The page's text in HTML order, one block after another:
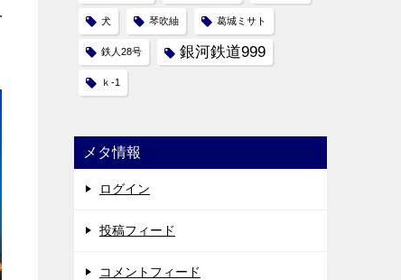
犬 琴吹紬 葛城ミサト
鉄人28号 銀河鉄道999
ｋ-1
メタ情報
ログイン
投稿フィード
コメントフィード